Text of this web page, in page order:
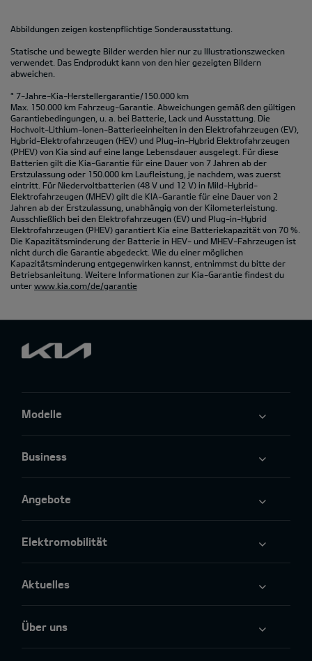
Abbildungen zeigen kostenpflichtige Sonderausstattung.
Statische und bewegte Bilder werden hier nur zu Illustrationszwecken
verwendet. Das Endprodukt kann von den hier gezeigten Bildern
abweichen.
* 7-Jahre-Kia-Herstellergarantie/150.000 km
Max. 150.000 km Fahrzeug-Garantie. Abweichungen gemäß den gültigen
Garantiebedingungen, u. a. bei Batterie, Lack und Ausstattung. Die
Hochvolt-Lithium-Ionen-Batterieeinheiten in den Elektrofahrzeugen (EV),
Hybrid-Elektrofahrzeugen (HEV) und Plug-in-Hybrid Elektrofahrzeugen
(PHEV) von Kia sind auf eine lange Lebensdauer ausgelegt. Für diese
Batterien gilt die Kia-Garantie für eine Dauer von 7 Jahren ab der
Erstzulassung oder 150.000 km Laufleistung, je nachdem, was zuerst
eintritt. Für Niedervoltbatterien (48 V und 12 V) in Mild-Hybrid-
Elektrofahrzeugen (MHEV) gilt die KIA-Garantie für eine Dauer von 2
Jahren ab der Erstzulassung, unabhängig von der Kilometerleistung.
Ausschließlich bei den Elektrofahrzeugen (EV) und Plug-in-Hybrid
Elektrofahrzeugen (PHEV) garantiert Kia eine Batteriekapazität von 70 %.
Die Kapazitätsminderung der Batterie in HEV- und MHEV-Fahrzeugen ist
nicht durch die Garantie abgedeckt. Wie du einer möglichen
Kapazitätsminderung entgegenwirken kannst, entnimmst du bitte der
Betriebsanleitung. Weitere Informationen zur Kia-Garantie findest du
unter www.kia.com/de/garantie
Modelle
Business
Angebote
Elektromobilität
Aktuelles
Über uns